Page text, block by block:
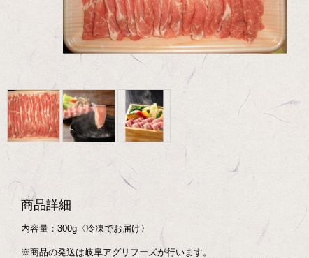
商品詳細
内容量：300g〈冷凍でお届け〉
※商品の発送は岐阜アグリフーズが行います。